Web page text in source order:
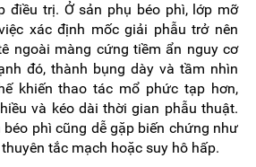
điều trị. Ở sản phụ béo phì, lớp mỡ
xác định mốc giải phẫu trở nên
ngoài màng cứng tiềm ẩn nguy cơ
đó, thành bụng dày và tầm nhìn
khiến thao tác mổ phức tạp hơn,
và kéo dài thời gian phẫu thuật.
phì cũng dễ gặp biến chứng như
tắc mạch hoặc suy hô hấp.